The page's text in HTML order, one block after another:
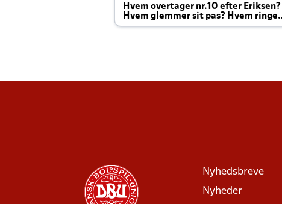
Hvem overtager nr.10 efter Eriksen?
Hvem glemmer sit pas? Hvem ringer
Joachim altid til efter kampe?
Nyhedsbreve
Nyheder